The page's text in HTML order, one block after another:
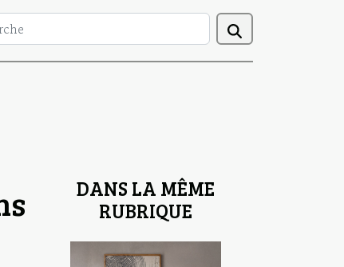
DANS LA MÊME
RUBRIQUE